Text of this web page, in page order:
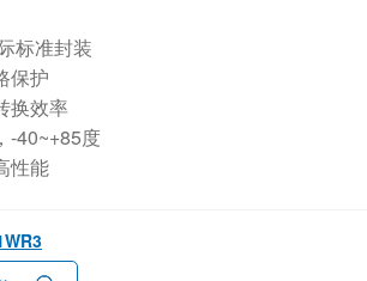
标准封装
保护
换效率
-40~+85度
性能